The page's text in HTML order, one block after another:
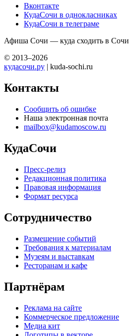
Вконтакте
КудаСочи в однокласниках
КудаСочи в телеграме
Афиша Сочи — куда сходить в Сочи
© 2013–2026
кудасочи.ру | kuda-sochi.ru
Контакты
Сообщить об ошибке
Наша электронная почта
mailbox@kudamoscow.ru
КудаСочи
Пресс-релиз
Редакционная политика
Правовая информация
Формат ресурса
Сотрудничество
Размещение событий
Требования к материалам
Музеям и выставкам
Ресторанам и кафе
Партнёрам
Реклама на сайте
Коммерческое предложение
Медиа кит